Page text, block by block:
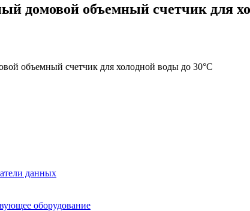
домовой объемный cчетчик для
объемный cчетчик для холодной воды до 30°C
данных
оборудование